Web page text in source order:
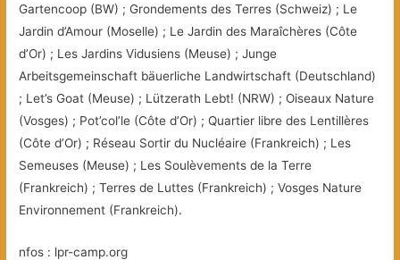
Gartencoop (BW) ; Grondements des Terres (Schweiz) ; Le
Jardin d’Amour (Moselle) ; Le Jardin des Maraîchères (Côte
d’Or) ; Les Jardins Vidusiens (Meuse) ; Junge
Arbeitsgemeinschaft bäuerliche Landwirtschaft (Deutschland)
; Let’s Goat (Meuse) ; Lützerath Lebt! (NRW) ; Oiseaux Nature
(Vosges) ; Pot’col’le (Côte d’Or) ; Quartier libre des Lentillères
(Côte d’Or) ; Réseau Sortir du Nucléaire (Frankreich) ; Les
Semeuses (Meuse) ; Les Soulèvements de la Terre
(Frankreich) ; Terres de Luttes (Frankreich) ; Vosges Nature
Environnement (Frankreich).
nfos : lpr-camp.org